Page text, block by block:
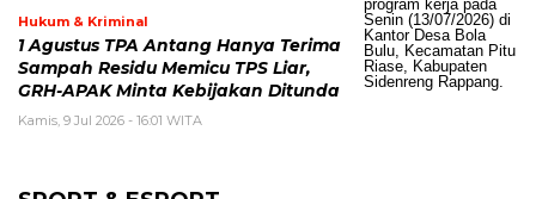
Hukum & Kriminal
1 Agustus TPA Antang Hanya Terima
Sampah Residu Memicu TPS Liar,
GRH-APAK Minta Kebijakan Ditunda
Kamis, 9 Jul 2026 - 16:01 WITA